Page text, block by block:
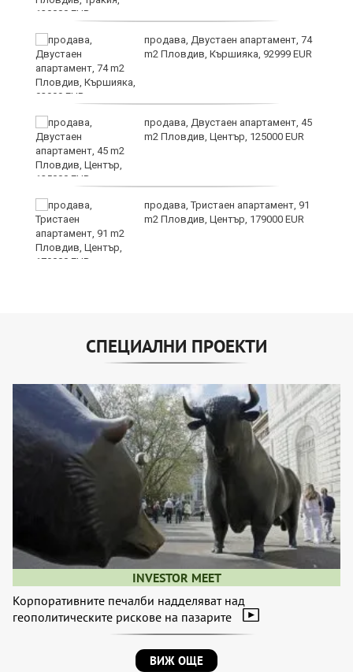
продава, Двустаен апартамент, 74
m2 Пловдив, Кършияка, 92999 EUR
продава, Двустаен апартамент, 45
m2 Пловдив, Център, 125000 EUR
продава, Тристаен апартамент, 91
m2 Пловдив, Център, 179000 EUR
СПЕЦИАЛНИ ПРОЕКТИ
INVESTOR MEET
Корпоративните печалби надделяват над
геополитическите рискове на пазарите
ВИЖ ОЩЕ